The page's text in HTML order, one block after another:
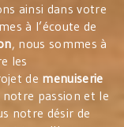
ainsi dans votre
à l’écoute de
, nous sommes à
les
de menuiserie
passion et le
notre désir de